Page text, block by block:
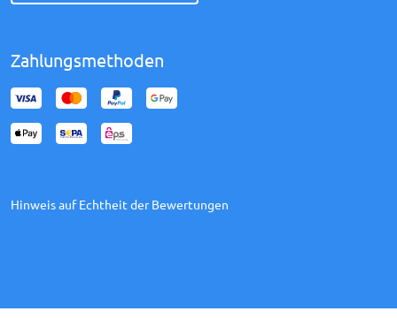
Zahlungsmethoden
Hinweis auf Echtheit der Bewertungen